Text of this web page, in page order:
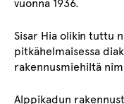
vuonna 1936.
Sisar Hia olikin tuttu
pitkähelmaisessa
rakennusmiehiltä
Alppikadun